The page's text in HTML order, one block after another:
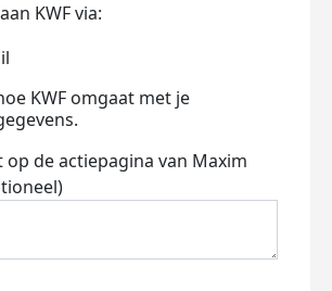
KWF via:
KWF omgaat met je
op de actiepagina van Maxim